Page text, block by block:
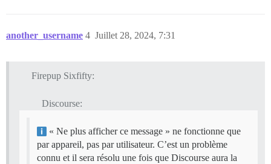
another_username Juillet 28, 2024, 7:31
4
Firepup Sixfifty:
Discourse:
« Ne plus afficher ce message » ne fonctionne que
par appareil, pas par utilisateur. C’est un problème
connu et il sera résolu une fois que Discourse aura la